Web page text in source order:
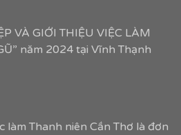
VÀ GIỚI THIỆU VIỆC LÀM
năm 2024 tại Vĩnh Thạnh
làm Thanh niên Cần Thơ là đơn